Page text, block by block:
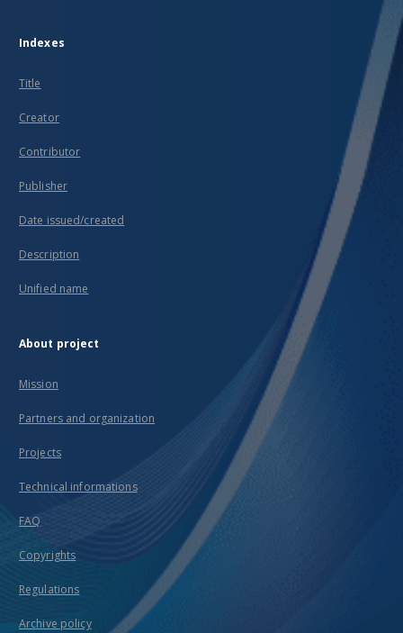
Indexes
Title
Creator
Contributor
Publisher
Date issued/created
Description
Unified name
About project
Mission
Partners and organization
Projects
Technical informations
FAQ
Copyrights
Regulations
Archive policy